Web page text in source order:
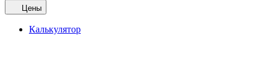
Цены
Калькулятор